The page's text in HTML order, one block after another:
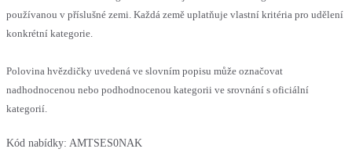
používanou v příslušné zemi. Každá země uplatňuje vlastní kritéria pro udělení
konkrétní kategorie.
Polovina hvězdičky uvedená ve slovním popisu může označovat
nadhodnocenou nebo podhodnocenou kategorii ve srovnání s oficiální
kategorií.
Kód nabídky: AMTSES0NAK